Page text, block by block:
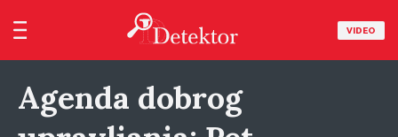
VIDEO
Agenda dobrog